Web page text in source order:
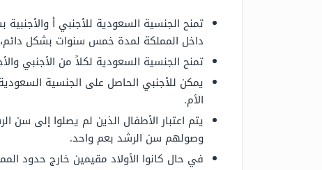
تمنح الجنسية السعودية للأجنبي أ
داخل المملكة لمدة خمس سنوات بشكل
تمنح الجنسية السعودية لكلاً من الأجنبي
يمكن للأجنبي الحاصل على الجنسية
الأم.
يتم اعتبار الأطفال الذين لم يصلوا إلى
وصولهم سن الرشد بعم واحد.
في حال كانوا الأولاد مقيمين خارج حدود